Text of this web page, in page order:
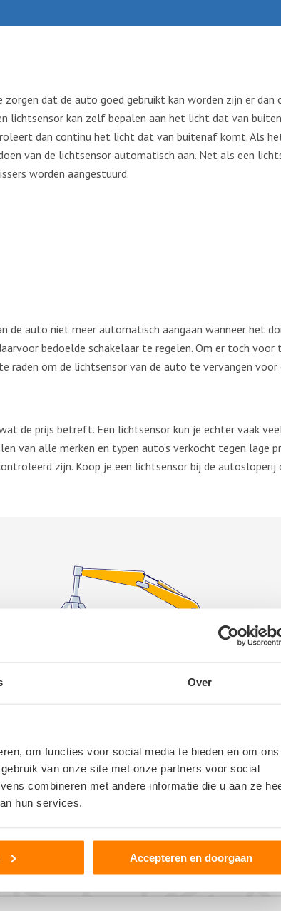
Over
om functies voor social media te bieden en om ons
van onze site met onze partners voor social
combineren met andere informatie die u aan ze
hun services.
Accepteren en doorgaan
dat de auto goed gebruikt kan worden zijn er dan
lichtsensor kan zelf bepalen aan het licht dat van
dan continu het licht dat van buitenaf komt. Als
van de lichtsensor automatisch aan. Net als een
worden aangestuurd.
auto niet meer automatisch aangaan wanneer het
bedoelde schakelaar te regelen. Om er toch voor
om de lichtsensor van de auto te vervangen voor
de prijs betreft. Een lichtsensor kun je echter vaak
van alle merken en typen auto’s verkocht tegen lage
zijn. Koop je een lichtsensor bij de autosloperij